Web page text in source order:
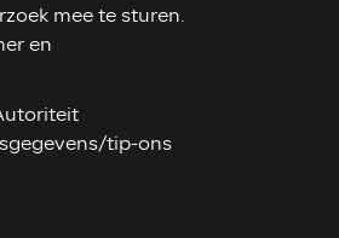
mee te sturen.
en
tip-ons